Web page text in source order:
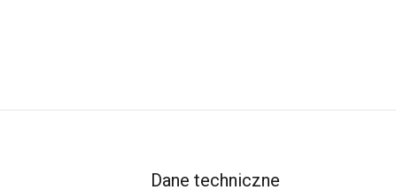
Dane techniczne